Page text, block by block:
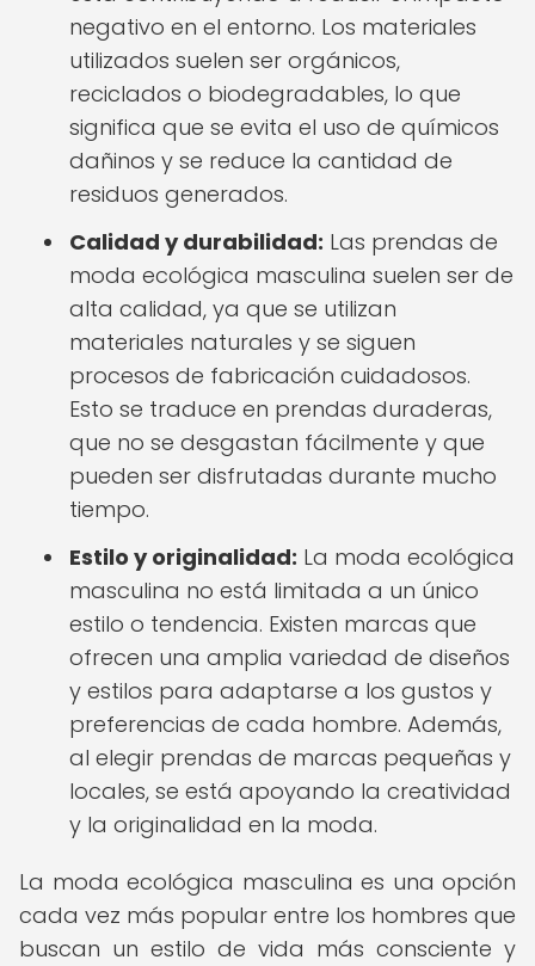
negativo en el entorno. Los materiales
utilizados suelen ser orgánicos,
reciclados o biodegradables, lo que
significa que se evita el uso de químicos
dañinos y se reduce la cantidad de
residuos generados.
Calidad y durabilidad: Las prendas de
moda ecológica masculina suelen ser de
alta calidad, ya que se utilizan
materiales naturales y se siguen
procesos de fabricación cuidadosos.
Esto se traduce en prendas duraderas,
que no se desgastan fácilmente y que
pueden ser disfrutadas durante mucho
tiempo.
Estilo y originalidad: La moda ecológica
masculina no está limitada a un único
estilo o tendencia. Existen marcas que
ofrecen una amplia variedad de diseños
y estilos para adaptarse a los gustos y
preferencias de cada hombre. Además,
al elegir prendas de marcas pequeñas y
locales, se está apoyando la creatividad
y la originalidad en la moda.
La moda ecológica masculina es una opción
cada vez más popular entre los hombres que
buscan un estilo de vida más consciente y